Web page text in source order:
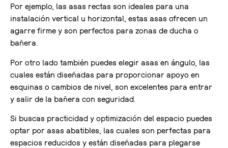
Por ejemplo, las asas rectas son ideales para una
instalación vertical u horizontal, estas asas ofrecen un
agarre firme y son perfectos para zonas de ducha o
bañera.
Por otro lado también puedes elegir asas en ángulo, las
cuales están diseñadas para proporcionar apoyo en
esquinas o cambios de nivel, son excelentes para entrar
y salir de la bañera con seguridad.
Si buscas practicidad y optimización del espacio puedes
optar por asas abatibles, las cuales son perfectas para
espacios reducidos y están diseñadas para plegarse